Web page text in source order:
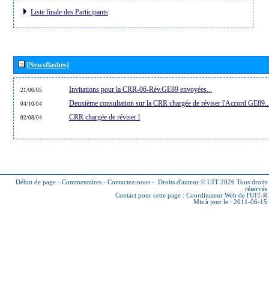
Liste finale des Participants
[Newsflashes]
21/06/05 Invitations pour la CRR-06-Rév.GE89 envoyées...
04/10/04 Deuxième consultation sur la CRR chargée de réviser l'Accord
02/08/04 CRR chargée de réviser l
Début de page - Commentaires - Contactez-nous - Droits d'auteur © UIT 2026 Tous droits
réservés
Contact pour cette page : Coordinateur Web de l'UIT-R
Mis à jour le : 2011-06-15